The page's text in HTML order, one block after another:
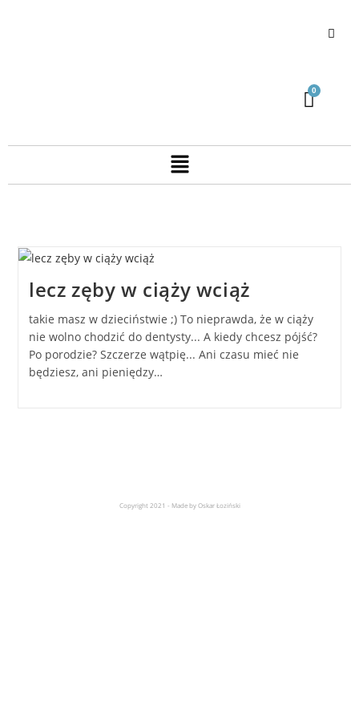
lecz zęby w ciąży wciąż
takie masz w dzieciństwie ;) To nieprawda, że w ciąży
nie wolno chodzić do dentysty... A kiedy chcesz pójść?
Po porodzie? Szczerze wątpię... Ani czasu mieć nie
będziesz, ani pieniędzy…
Copyright 2021 - Made by Oskar Łoziński